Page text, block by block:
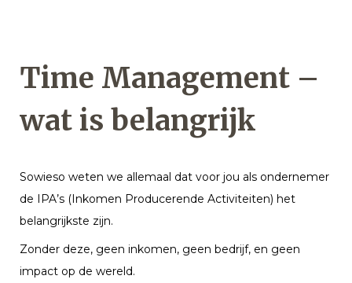
Time Management –
wat is belangrijk
Sowieso weten we allemaal dat voor jou als ondernemer
de IPA’s (Inkomen Producerende Activiteiten) het
belangrijkste zijn.
Zonder deze, geen inkomen, geen bedrijf, en geen
impact op de wereld.